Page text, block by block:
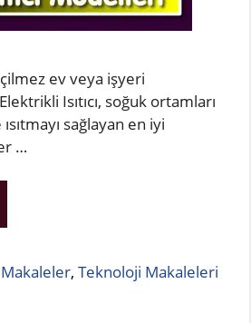
ev veya işyeri
Isıtıcı, soğuk ortamları
sağlayan en iyi
…
Makaleler,Teknoloji Makaleleri